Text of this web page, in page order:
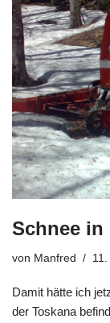
Schnee in
von Manfred
Damit hätte ich
der Toskana